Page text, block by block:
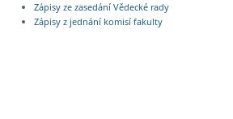
Zápisy ze zasedání Vědecké rady
Zápisy z jednání komisí fakulty